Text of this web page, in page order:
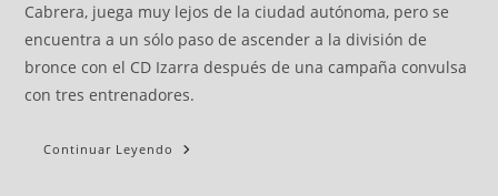
Cabrera, juega muy lejos de la ciudad autónoma, pero se
encuentra a un sólo paso de ascender a la división de
bronce con el CD Izarra después de una campaña convulsa
con tres entrenadores.
Continuar Leyendo